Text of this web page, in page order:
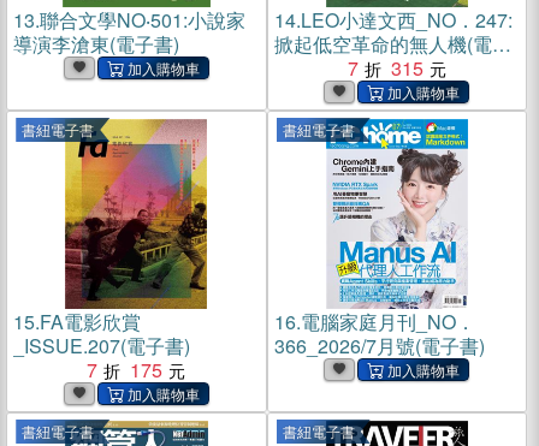
13.聯合文學NO‧501:小說家
導演李滄東(電子書)
14.LEO小達文西_NO．247:
掀起低空革命的無人機(電子
7 315
書紐電子書
15.FA電影欣賞
_ISSUE.207(電子書)
7
175
書紐電子書
16.電腦家庭月刊_NO．
366_2026/7月號(電子書)
書紐電子書 書紐電子書